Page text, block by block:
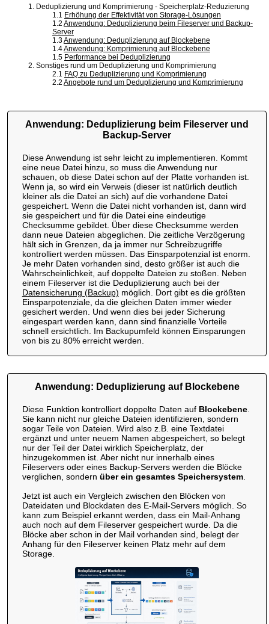
1. Deduplizierung und Komprimierung - Speicherplatz-Reduzierung
1.1 Erhöhung der Effektivität von Storage-Lösungen
1.2 Anwendung: Deduplizierung beim Fileserver und Backup-
Server
1.3Anwendung: Deduplizierung auf Blockebene
1.4Anwendung: Komprimierung auf Blockebene
1.5 Performance bei Deduplizierung
2. Sonstiges rund um Deduplizierung und Komprimierung
2.1 FAQ zu Deduplizierung und Komprimierung
2.2 Angebote rund um Deduplizierung und Komprimierung
Anwendung: Deduplizierung beim Fileserver und
Backup-Server
Diese Anwendung ist sehr leicht zu implementieren. Kommt
eine neue Datei hinzu, so muss die Anwendung nur
schauen, ob diese Datei schon auf der Platte vorhanden ist.
Wenn ja, so wird ein Verweis (dieser ist natürlich deutlich
kleiner als die Datei an sich) auf die vorhandene Datei
gespeichert. Wenn die Datei nicht vorhanden ist, dann wird
sie gespeichert und für die Datei eine eindeutige
Checksumme gebildet. Über diese Checksumme werden
dann neue Dateien abgeglichen. Die zeitliche Verzögerung
hält sich in Grenzen, da ja immer nur Schreibzugriffe
kontrolliert werden müssen. Das Einsparpotenzial ist enorm.
Je mehr Daten vorhanden sind, desto größer ist auch die
Wahrscheinlichkeit, auf doppelte Dateien zu stoßen. Neben
einem Fileserver ist die Deduplizierung auch bei der
Datensicherung (Backup) möglich. Dort gibt es die größten
Einsparpotenziale, da die gleichen Daten immer wieder
gesichert werden. Und wenn dies bei jeder Sicherung
eingespart werden kann, dann sind finanzielle Vorteile
schnell ersichtlich. Im Backupumfeld können Einsparungen
von bis zu 80% erreicht werden.
Anwendung: Deduplizierung auf Blockebene
Diese Funktion kontrolliert doppelte Daten auf Blockebene.
Sie kann nicht nur gleiche Dateien identifizieren, sondern
sogar Teile von Dateien. Wird also z.B. eine Textdatei
ergänzt und unter neuem Namen abgespeichert, so belegt
nur der Teil der Datei wirklich Speicherplatz, der
hinzugekommen ist. Aber nicht nur innerhalb eines
Fileservers oder eines Backup-Servers werden die Blöcke
verglichen, sondern über ein gesamtes Speichersystem.
Jetzt ist auch ein Vergleich zwischen den Blöcken von
Dateidaten und Blockdaten des E-Mail-Servers möglich. So
kann zum Beispiel erkannt werden, dass ein Mail-Anhang
auch noch auf dem Fileserver gespeichert wurde. Da die
Blöcke aber schon in der Mail vorhanden sind, belegt der
Anhang für den Fileserver keinen Platz mehr auf dem
Storage.